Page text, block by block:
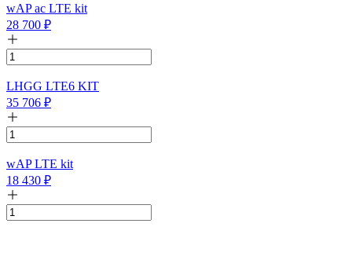
wAP ac LTE kit
28 700 ₽
LHGG LTE6 KIT
35 706 ₽
wAP LTE kit
18 430 ₽